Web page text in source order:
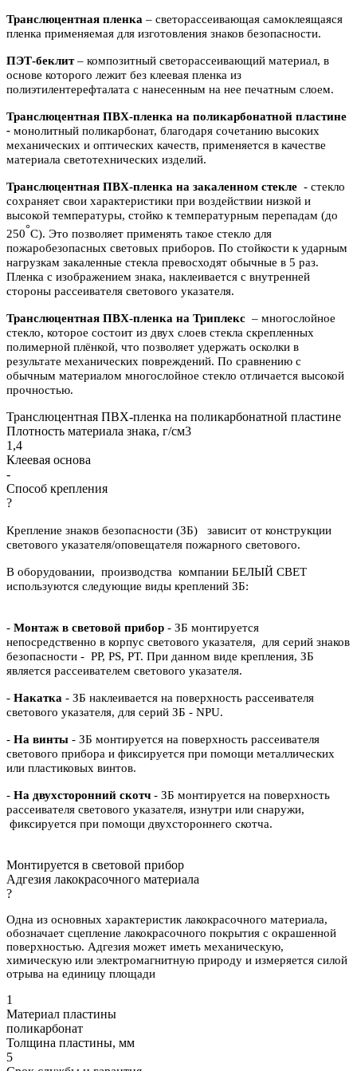
Транслюцентная пленка – светорассеивающая самоклеящаяся
пленка применяемая для изготовления знаков безопасности.
ПЭТ-беклит– композитный светорассеивающий материал, в
основе которого лежит без клеевая пленка из
полиэтилентерефталата с нанесенным на нее печатным слоем.
Транслюцентная ПВХ-пленка на поликарбонатной пластине
- монолитный поликарбонат, благодаря сочетанию высоких
механических и оптических качеств, применяется в качестве
материала светотехнических изделий.
Транслюцентная ПВХ-пленка на закаленном стекле - стекло
сохраняет свои характеристики при воздействии низкой и
высокой температуры, стойко к температурным перепадам (до
250°С). Это позволяет применять такое стекло для
пожаробезопасных световых приборов. По стойкости к ударным
нагрузкам закаленные стекла превосходят обычные в 5 раз.
Пленка с изображением знака, наклеивается с внутренней
стороны рассеивателя светового указателя.
Транслюцентная ПВХ-пленка на Триплекс – многослойное
стекло, которое состоит из двух слоев стекла скрепленных
полимерной плёнкой, что позволяет удержать осколки в
результате механических повреждений. По сравнению с
обычным материалом многослойное стекло отличается высокой
прочностью.
Транслюцентная ПВХ-пленка на поликарбонатной пластине
Плотность материала знака, г/см3
1,4
Клеевая основа
-
Способ крепления
?
Крепление знаков безопасности (ЗБ) зависит от конструкции
светового указателя/оповещателя пожарного светового.
В оборудовании, производства компании БЕЛЫЙ СВЕТ
используются следующие виды креплений ЗБ:
- Монтаж в световой прибор - ЗБ монтируется
непосредственно в корпус светового указателя, для серий знаков
безопасности - PP, PS, PT. При данном виде крепления, ЗБ
является рассеивателем светового указателя.
- Накатка - ЗБ наклеивается на поверхность рассеивателя
светового указателя, для серий ЗБ - NPU.
- На винты - ЗБ монтируется на поверхность рассеивателя
светового прибора и фиксируется при помощи металлических
или пластиковых винтов.
- На двухсторонний скотч - ЗБ монтируется на поверхность
рассеивателя светового указателя, изнутри или снаружи,
фиксируется при помощи двухстороннего скотча.
Монтируется в световой прибор
Адгезия лакокрасочного материала
?
Одна из основных характеристик лакокрасочного материала,
обозначает сцепление лакокрасочного покрытия с окрашенной
поверхностью. Адгезия может иметь механическую,
химическую или электромагнитную природу и измеряется силой
отрыва на единицу площади
1
Материал пластины
поликарбонат
Толщина пластины, мм
5